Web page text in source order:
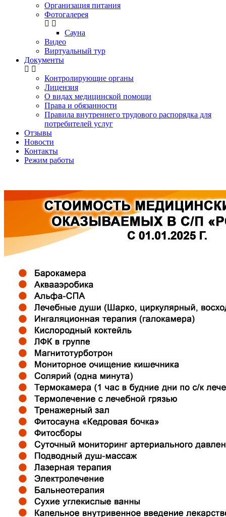
Организация питания
Фотогалерея
Сауна
Видео
Виртуальный тур
Документы
Контролирующие органы
Лицензия
О видах медицинской помощи
Права и обязанности
Правила внутреннего трудового распорядка для
потребителей услуг
Отзывы
Новости
Контакты
Режим работы